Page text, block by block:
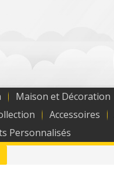
Maison et Décoration
Accessoires
Personnalisés